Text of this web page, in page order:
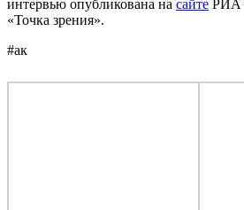
интервью опубликована на сайте РИА
«Точка зрения».
#ак